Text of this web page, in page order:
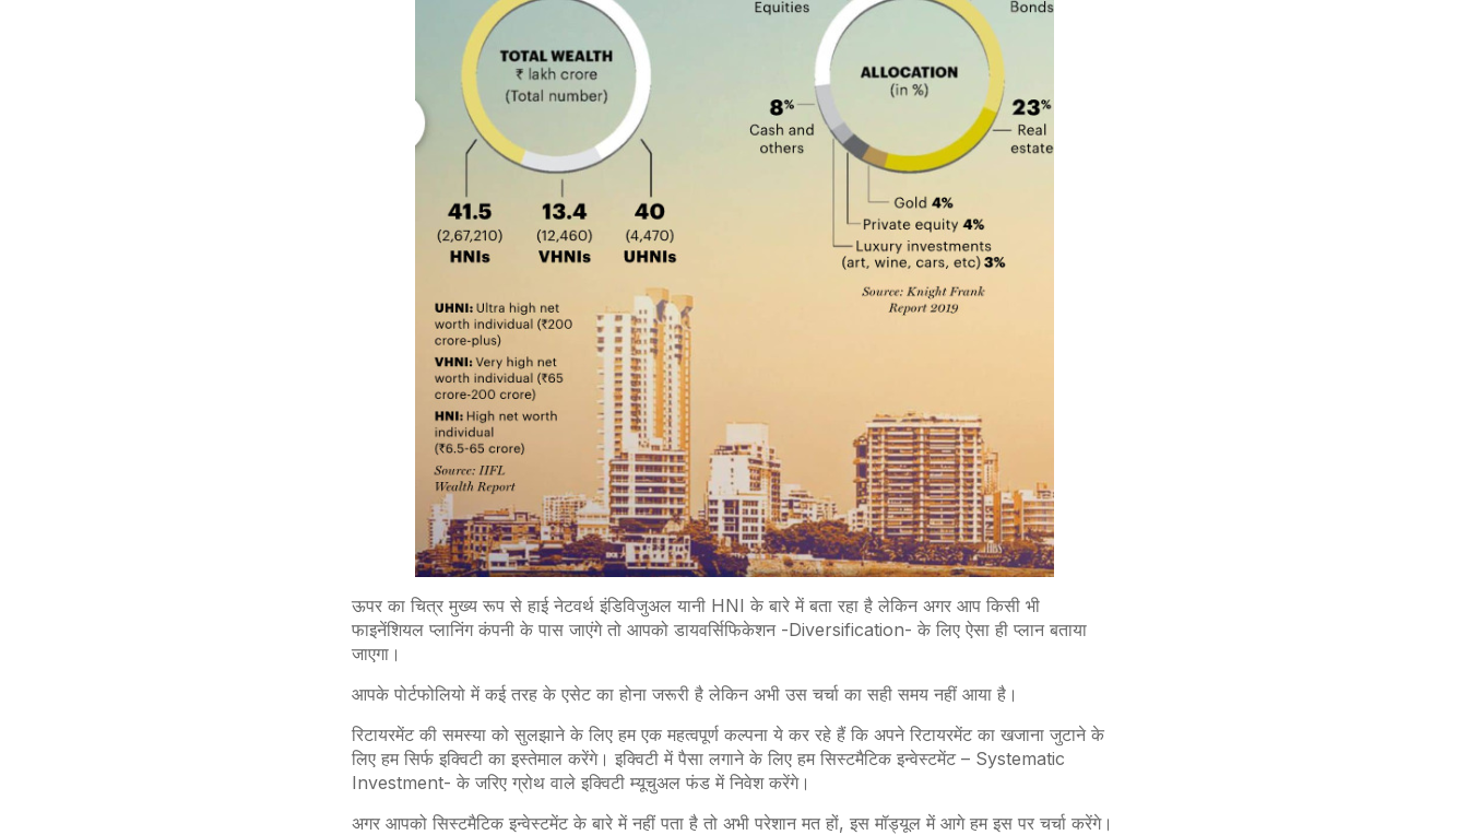
ऊपर का चित्र मुख्य रूप से हाई नेटवर्थ इंडिविजुअल यानी HNI के बारे में बता रहा है लेकिन अगर आप किसी भी
फाइनेंशियल प्लानिंग कंपनी के पास जाएंगे तो आपको डायवर्सिफिकेशन -Diversification- के लिए ऐसा ही प्लान बताया
जाएगा।
आपके पोर्टफोलियो में कई तरह के एसेट का होना जरूरी है लेकिन अभी उस चर्चा का सही समय नहीं आया है।
रिटायरमेंट की समस्या को सुलझाने के लिए हम एक महत्वपूर्ण कल्पना ये कर रहे हैं कि अपने रिटायरमेंट का खजाना जुटाने के
लिए हम सिर्फ इक्विटी का इस्तेमाल करेंगे। इक्विटी में पैसा लगाने के लिए हम सिस्टमैटिक इन्वेस्टमेंट – Systematic
Investment- के जरिए ग्रोथ वाले इक्विटी म्यूचुअल फंड में निवेश करेंगे।
अगर आपको सिस्टमैटिक इन्वेस्टमेंट के बारे में नहीं पता है तो अभी परेशान मत हों, इस मॉड्यूल में आगे हम इस पर चर्चा करेंगे।